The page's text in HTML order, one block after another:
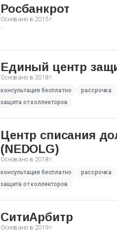
Росбанкрот
Основано в 2015 г.
Единый центр
Основано в 2018 г.
консультация бесплатно
рассрочка
защита от коллекторов
Центр списания
(NEDOLG)
Основано в 2018 г.
консультация бесплатно
рассрочка
защита от коллекторов
СитиАрбитр
Основано в 2019 г.